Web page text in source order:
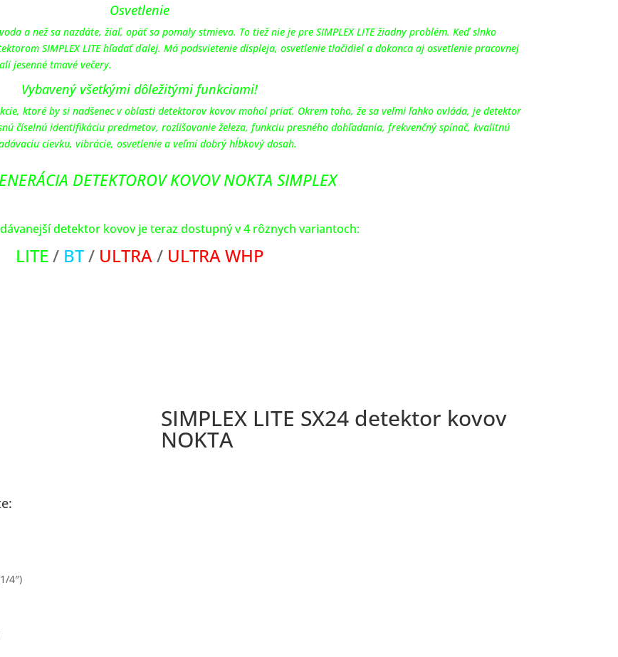
Osvetlenie
a než sa nazdáte, žiaľ, opäť sa pomaly stmieva. To tiež nie je pre SIMPLEX LITE žiadny problém. Keď slnko
SIMPLEX LITE hľadať ďalej. Má podsvietenie displeja, osvetlenie tlačidiel a dokonca aj osvetlenie pracovnej
jesenné tmavé večery.
Vybavený všetkými dôležitými funkciami!
ktoré by si nadšenec v oblasti detektorov kovov mohol priať. Okrem toho, že sa veľmi ľahko ovláda, je detektor
číselnú identifikáciu predmetov, rozlišovanie železa, funkciu presného dohľadania, frekvenčný spínač, kvalitnú
cievku, vibrácie, osvetlenie a veľmi dobrý hĺbkový dosah.
DETEKTOROV KOVOV NOKTA SIMPLEX
detektor kovov je teraz dostupný v 4 rôznych variantoch:
LITE / BT/ ULTRA/ ULTRA WHP
4″)
SIMPLEX LITE SX24 detektor kovov
NOKTA